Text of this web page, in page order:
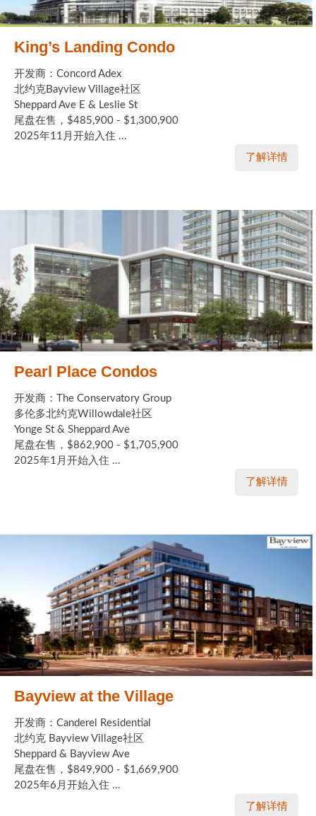
King’s Landing Condo
开发商：Concord Adex
北约克Bayview Village社区
Sheppard Ave E & Leslie St
尾盘在售，$485,900 - $1,300,900
2025年11月开始入住 ...
了解详情
Pearl Place Condos
开发商：The Conservatory Group
多伦多北约克Willowdale社区
Yonge St & Sheppard Ave
尾盘在售，$862,900 - $1,705,900
2025年1月开始入住 ...
了解详情
Bayview at the Village
开发商：Canderel Residential
北约克 Bayview Village社区
Sheppard & Bayview Ave
尾盘在售，$849,900 - $1,669,900
2025年6月开始入住 ...
了解详情